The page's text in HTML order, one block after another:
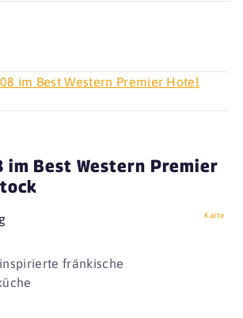
im Best Western Premier
Karte
fränkische